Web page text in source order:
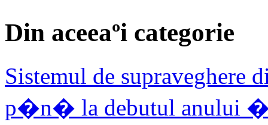
Din aceeaºi categorie
Sistemul de
p�n� la debutul anului